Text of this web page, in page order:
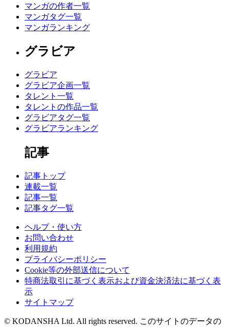
マンガの作者一覧
マンガタグ一覧
マンガランキング
グラビア
グラビア
グラビア企画一覧
タレント一覧
タレントの作品一覧
グラビアタグ一覧
グラビアランキング
記事
記事トップ
連載一覧
記事一覧
記事タグ一覧
ヘルプ・使い方
お問い合わせ
利用規約
プライバシーポリシー
Cookie等の外部送信について
特商法取引に基づく表示および資金決済法に基づく表
示
サイトマップ
© KODANSHA Ltd. All rights reserved. このサイトのデータの